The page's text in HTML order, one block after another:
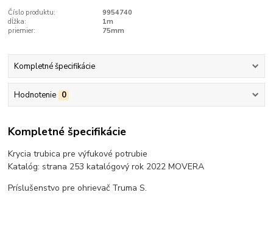
Číslo produktu:
9954740
dĺžka:
1m
priemier:
75mm
Kompletné špecifikácie
Hodnotenie 0
Kompletné špecifikácie
Krycia trubica pre výfukové potrubie
Katalóg: strana 253 katalógový rok 2022 MOVERA
Príslušenstvo pre ohrievač Truma S.